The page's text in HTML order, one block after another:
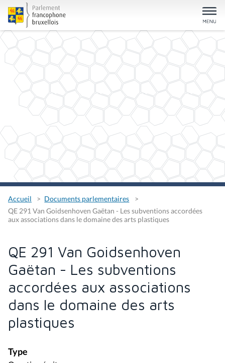
Accueil
Documents parlementaires
QE 291 Van Goidsenhoven Gaëtan - Les subventions accordées
aux associations dans le domaine des arts plastiques
QE 291 Van Goidsenhoven
Gaëtan - Les subventions
accordées aux associations
dans le domaine des arts
plastiques
Type